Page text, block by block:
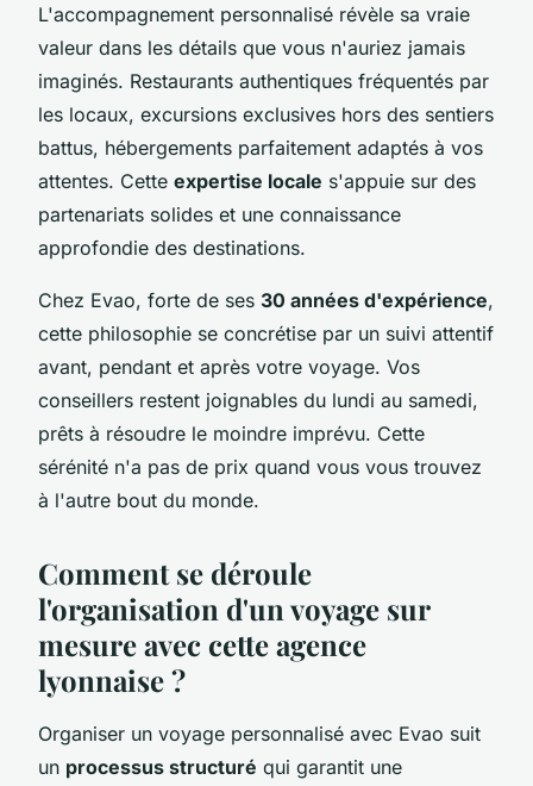
L'accompagnement personnalisé révèle sa vraie
valeur dans les détails que vous n'auriez jamais
imaginés. Restaurants authentiques fréquentés par
les locaux, excursions exclusives hors des sentiers
battus, hébergements parfaitement adaptés à vos
attentes. Cette expertise locale s'appuie sur des
partenariats solides et une connaissance
approfondie des destinations.
Chez Evao, forte de ses 30 années d'expérience,
cette philosophie se concrétise par un suivi attentif
avant, pendant et après votre voyage. Vos
conseillers restent joignables du lundi au samedi,
prêts à résoudre le moindre imprévu. Cette
sérénité n'a pas de prix quand vous vous trouvez
à l'autre bout du monde.
Comment se déroule
l'organisation d'un voyage sur
mesure avec cette agence
lyonnaise ?
Organiser un voyage personnalisé avec Evao suit
un processus structuré qui garantit une